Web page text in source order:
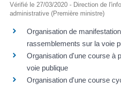
Vérifié le 27/03/2020 - Direction de
administrative (Première ministre)
Organisation de
rassemblements sur la voie
Organisation d'une course à
voie publique
Organisation d'une course